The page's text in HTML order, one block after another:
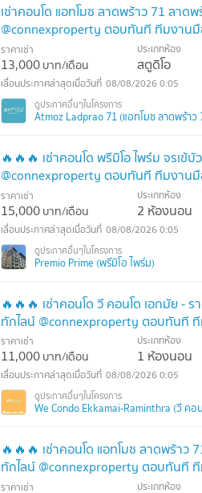
เช่าคอนโด แอทโมซ ลาดพร้าว 71 ลาด
@connexproperty ตอบทันที ทีมงาน
ราคาเช่า
13,000บาท/เดือน
ประเภทห้อง
สตูดิโอ
08/08/2026 0:05
Atmoz Ladprao 71 (แอทโมซ ลาดพร้าว
🔥🔥🔥 เช่าคอนโด พรีมิโอ ไพร์ม จรเข้
@connexproperty ตอบทันที ทีมงาน
ราคาเช่า
15,000บาท/เดือน
ประเภทห้อง
2 ห้องนอน
08/08/2026 0:05
Premio Prime (พรีมิโอ ไพร์ม)
🔥🔥🔥 เช่าคอนโด วี คอนโด เอกมัย -
ทักไลน์ @connexproperty ตอบทันที
ราคาเช่า
11,000บาท/เดือน
ประเภทห้อง
1 ห้องนอน
08/08/2026 0:05
We Condo Ekkamai-Raminthra (วี คอ
🔥🔥🔥 เช่าคอนโด แอทโมซ ลาดพร้าว
ทักไลน์ @connexproperty ตอบทันที
ราคาเช่า ประเภทห้อง